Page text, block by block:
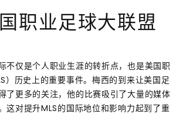
职业足球大联盟
不仅是个人职业生涯的转折点，也是美国职
）历史上的重要事件。梅西的到来让美国足
了更多的关注，他的比赛吸引了大量的媒体
这对提升MLS的国际地位和影响力起到了重